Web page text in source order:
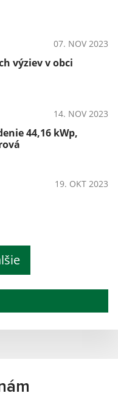
07. NOV 2023
výziev v obci
14. NOV 2023
44,16 kWp,
19. OKT 2023